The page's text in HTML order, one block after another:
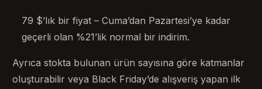
79 $’lık bir fiyat – Cuma’dan Pazartesi’ye kadar
geçerli olan %21’lik normal bir indirim.
Ayrıca stokta bulunan ürün sayısına göre katmanlar
oluşturabilir veya Black Friday’de alışveriş yapan ilk